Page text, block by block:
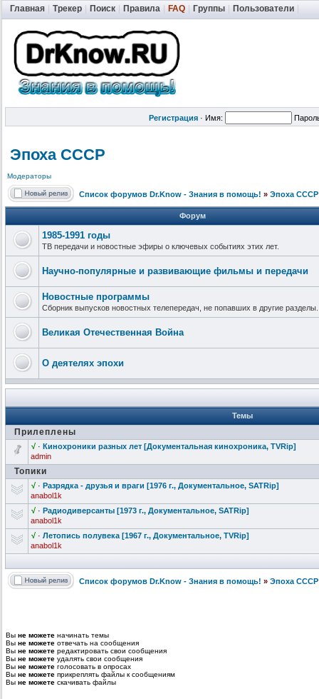
Главная Трекер Поиск Правила FAQ Группы Пользователи
Регистрация · Имя:
Эпоха СССР
Модераторы
Список форумов Dr.Know - Знания в помощь! » Эпоха СССР
Форум
1985-1991 годы
ТВ передачи и новостные эфиры о ключевых событиях этих лет.
Научно-популярные и развивающие фильмы и передачи
Новостные программы
Сборник выпусков новостных телепередач, не попавших в другие разделы.
Великая Отечественная Война
О деятелях эпохи
Темы
Прилеплены
√ · Кинохроники разных лет [Документальная кинохроника, TVRip]
admin
Топики
√ · Разрядка - друзья и враги [1976 г., Документальное, SATRip]
anabol1k
√ · Радиодиверсанты [1973 г., Документальное, SATRip]
anabol1k
√ · Летопись полувека [1967 г., Документальное, TVRip]
anabol1k
Список форумов Dr.Know - Знания в помощь! » Эпоха СССР
Вы не можете начинать темы
Вы не можете отвечать на сообщения
Вы не можете редактировать свои сообщения
Вы не можете удалять свои сообщения
Вы не можете голосовать в опросах
Вы не можете прикреплять файлы к сообщениям
Вы не можете скачивать файлы